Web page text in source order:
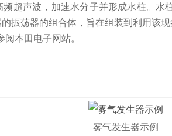
超声波，加速水分子并形成水柱。水
振荡器的组合体，旨在组装到利用该
本田电子网站。
雾气发生器示例